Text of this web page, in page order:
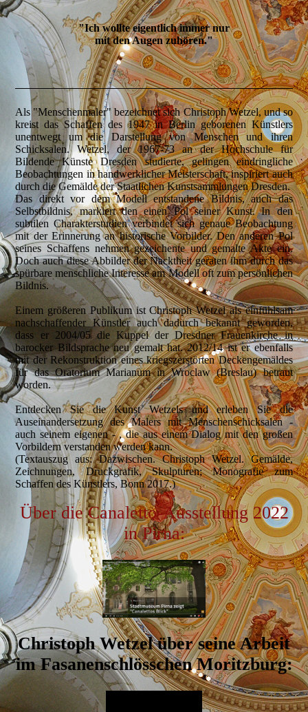
"Ich wollte eigentlich immer nur
mit den Augen zuhören."
Als "Menschenmaler" bezeichnet sich Christoph Wetzel, und so
kreist das Schaffen des 1947 in Berlin geborenen Künstlers
unentwegt um die Darstellung von Menschen und ihren
Schicksalen. Wetzel, der 1967-73 an der Hochschule für
Bildende Künste Dresden studierte, gelingen eindringliche
Beobachtungen in handwerklicher Meisterschaft, inspiriert auch
durch die Gemälde der Staatlichen Kunstsammlungen Dresden.
Das direkt vor dem Modell entstandene Bildnis, auch das
Selbstbildnis, markiert den einen Pol seiner Kunst. In den
subtilen Charakterstudien verbindet sich genaue Beobachtung
mit der Erinnerung an historische Vorbilder. Den anderen Pol
seines Schaffens nehmen gezeichente und gemalte Akte ein.
Doch auch diese Abbilder der Nacktheit geraten ihm durch das
spürbare menschliche Interesse am Modell oft zum persönlichen
Bildnis.
Einem größeren Publikum ist Christoph Wetzel als einfühlsam
nachschaffender Künstler auch dadurch bekannt geworden,
dass er 2004/05 die Kuppel der Dresdner Frauenkirche in
barocker Bildsprache neu gemalt hat. 2012/14 ist er ebenfalls
mit der Rekonstruktion eines kriegszerstörten Deckengemäldes
für das Oratorium Marianum in Wroclaw (Breslau) betraut
worden.
Entdecken Sie die Kunst Wetzels und erleben Sie die
Auseinandersetzung des Malers mit Menschenschicksalen -
auch seinem eigenen - , die aus einem Dialog mit den großen
Vorbildern verstanden werden kann.
(Textauszug aus: Dazwischen. Christoph Wetzel. Gemälde,
Zeichnungen, Druckgrafik, Skulpturen; Monografie zum
Schaffen des Künstlers, Bonn 2017.)
Über die Canaletto-Ausstellung 2022
in Pirna:
Christoph Wetzel über seine Arbeit
im Fasanenschlösschen Moritzburg: